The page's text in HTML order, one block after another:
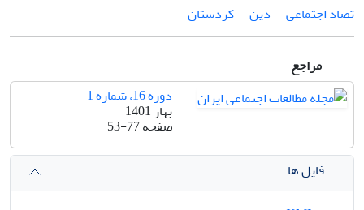
تضاد اجتماعی
دین کردستان
مراجع
دوره 16، شماره 1
بهار 1401
صفحه53-77
فایل ها